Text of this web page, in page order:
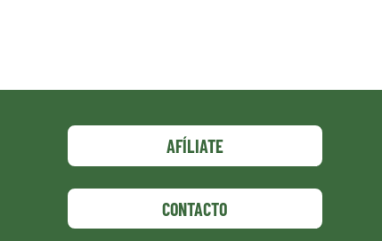
AFÍLIATE
CONTACTO